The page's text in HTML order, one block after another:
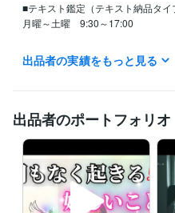
■テキスト鑑定（テキスト納品タイ
月曜～土曜　9:30～17:00
■電話鑑定
平日　10:00～13:00
■休業日
日曜・祝祭日
（出張鑑定など別活動に専念する
ります）
【ご連絡について】
鑑定前の段階で当方からの連絡
出品者の実績をもっと見る
出品者のポートフォリオ